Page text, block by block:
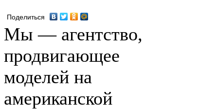
Поделиться
Мы — агентство,
продвигающее
моделей на
американской